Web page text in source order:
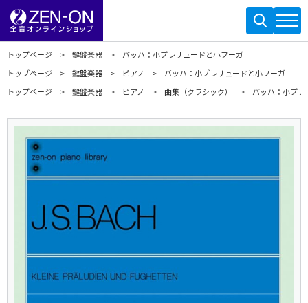
トップページ 鍵盤楽器
バッハ：小プレリュードと小フーガ
トップページ
鍵盤楽器 ピアノ
バッハ：小プレリュードと小フーガ
トップページ
鍵盤楽器 ピアノ 曲集（クラシック） バッハ：小プ